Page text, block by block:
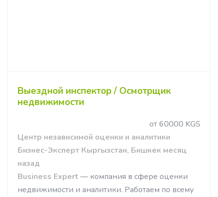
Выездной инспектор / Осмотрщик
недвижимости
от 60000 KGS
Центр независимой оценки и аналитики
Бизнес-Эксперт Кыргызстан, Бишкек месяц
назад
Business Expert — компания в сфере оценки
недвижимости и аналитики. Работаем по всему